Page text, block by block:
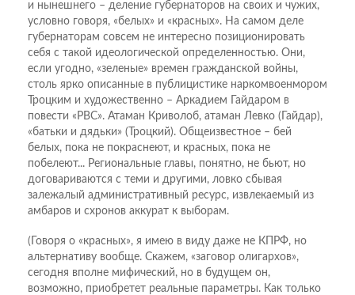
и нынешнего – деление губернаторов на своих и чужих,
условно говоря, «белых» и «красных». На самом деле
губернаторам совсем не интересно позиционировать
себя с такой идеологической определенностью. Они,
если угодно, «зеленые» времен гражданской войны,
столь ярко описанные в публицистике наркомвоенмором
Троцким и художественно – Аркадием Гайдаром в
повести «РВС». Атаман Криволоб, атаман Левко (Гайдар),
«батьки и дядьки» (Троцкий). Общеизвестное – бей
белых, пока не покраснеют, и красных, пока не
побелеют... Региональные главы, понятно, не бьют, но
договариваются с теми и другими, ловко сбывая
залежалый административный ресурс, извлекаемый из
амбаров и схронов аккурат к выборам.
(Говоря о «красных», я имею в виду даже не КПРФ, но
альтернативу вообще. Скажем, «заговор олигархов»,
сегодня вполне мифический, но в будущем он,
возможно, приобретет реальные параметры. Как только